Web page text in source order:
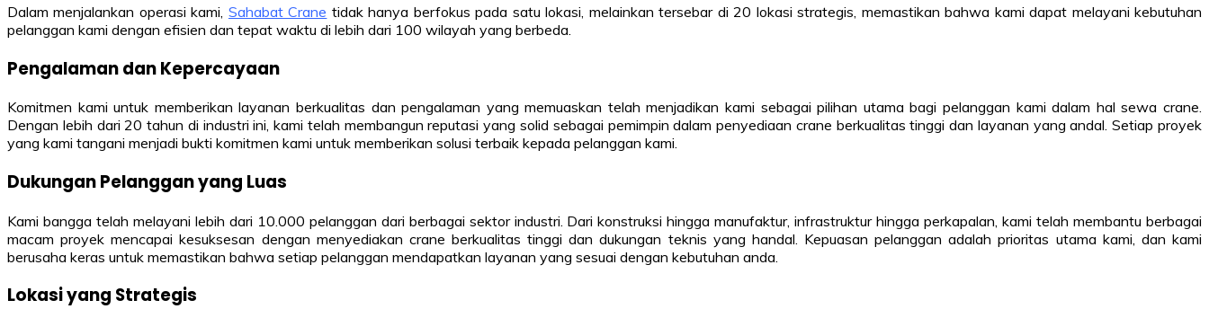
Dalam menjalankan operasi kami, Sahabat Crane tidak hanya berfokus pada satu lokasi, melainkan tersebar di 20 lokasi strategis, memastikan bahwa kami dapat melayani kebutuhan
pelanggan kami dengan efisien dan tepat waktu di lebih dari 100 wilayah yang berbeda.
Pengalaman dan Kepercayaan
Komitmen kami untuk memberikan layanan berkualitas dan pengalaman yang memuaskan telah menjadikan kami sebagai pilihan utama bagi pelanggan kami dalam hal sewa crane.
Dengan lebih dari 20 tahun di industri ini, kami telah membangun reputasi yang solid sebagai pemimpin dalam penyediaan crane berkualitas tinggi dan layanan yang andal. Setiap proyek
yang kami tangani menjadi bukti komitmen kami untuk memberikan solusi terbaik kepada pelanggan kami.
Dukungan Pelanggan yang Luas
Kami bangga telah melayani lebih dari 10.000 pelanggan dari berbagai sektor industri. Dari konstruksi hingga manufaktur, infrastruktur hingga perkapalan, kami telah membantu berbagai
macam proyek mencapai kesuksesan dengan menyediakan crane berkualitas tinggi dan dukungan teknis yang handal. Kepuasan pelanggan adalah prioritas utama kami, dan kami
berusaha keras untuk memastikan bahwa setiap pelanggan mendapatkan layanan yang sesuai dengan kebutuhan anda.
Lokasi yang Strategis